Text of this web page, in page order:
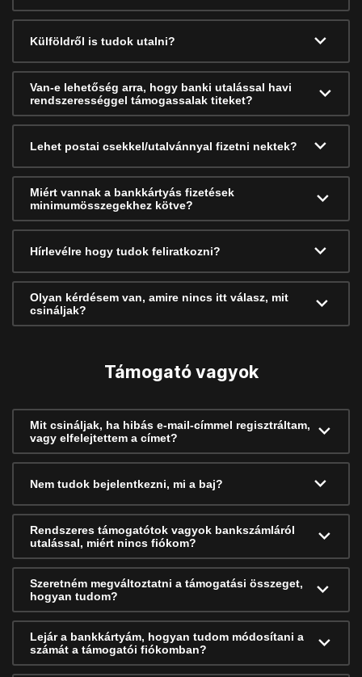
Külföldről is tudok utalni?
Van-e lehetőség arra, hogy banki utalással havi
rendszerességgel támogassalak titeket?
Lehet postai csekkel/utalvánnyal fizetni nektek?
Miért vannak a bankkártyás fizetések
minimumösszegekhez kötve?
Hírlevélre hogy tudok feliratkozni?
Olyan kérdésem van, amire nincs itt válasz, mit
csináljak?
Támogató vagyok
Mit csináljak, ha hibás e-mail-címmel regisztráltam,
vagy elfelejtettem a címet?
Nem tudok bejelentkezni, mi a baj?
Rendszeres támogatótok vagyok bankszámláról
utalással, miért nincs fiókom?
Szeretném megváltoztatni a támogatási összeget,
hogyan tudom?
Lejár a bankkártyám, hogyan tudom módosítani a
számát a támogatói fiókomban?